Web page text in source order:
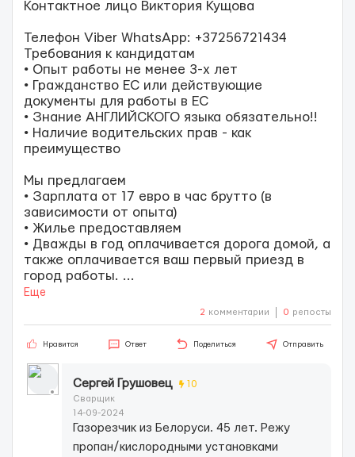
Контактное лицо Виктория Кущова
Телефон Viber WhatsApp: +37256721434
Требования к кандидатам
• Опыт работы не менее 3-х лет
• Гражданство ЕС или действующие
документы для работы в ЕС
• Знание АНГЛИЙСКОГО языка обязательно!!
• Наличие водительских прав - как
преимущество
Мы предлагаем
• Зарплата от 17 евро в час брутто (в
зависимости от опыта)
• Жилье предоставляем
• Дважды в год оплачивается дорога домой, а
также оплачивается ваш первый приезд в
город работы. ...
Еще
2 комментарии 0 репосты
Нравится Ответ Поделиться Отправить
Сергей Грушовец 10
Сварщик
14-09-2024
Газорезчик из Белоруси. 45 лет. Режу
пропан/кислородными установками